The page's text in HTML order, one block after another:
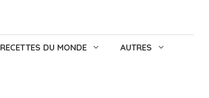
RECETTES DU MONDE AUTRES